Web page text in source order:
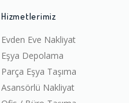
Hizmetlerimiz
Evden Eve Nakliyat
Eşya Depolama
Parça Eşya Taşıma
Asansörlü Nakliyat